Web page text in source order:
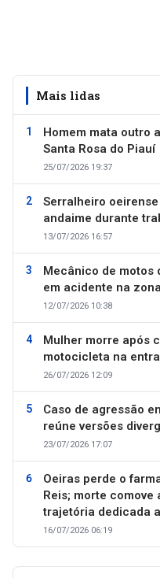
Mais lidas
Homem mata outro
Santa Rosa do Piauí
25/07/2026 19:37
Serralheiro
andaime durante
13/07/2026 16:57
Mecânico de motos
em acidente na
12/07/2026 10:38
Mulher morre após
motocicleta na
26/07/2026 12:09
Caso de agressão
reúne versões
23/07/2026 17:07
Oeiras perde o
Reis; morte
trajetória dedicada
16/07/2026 06:19